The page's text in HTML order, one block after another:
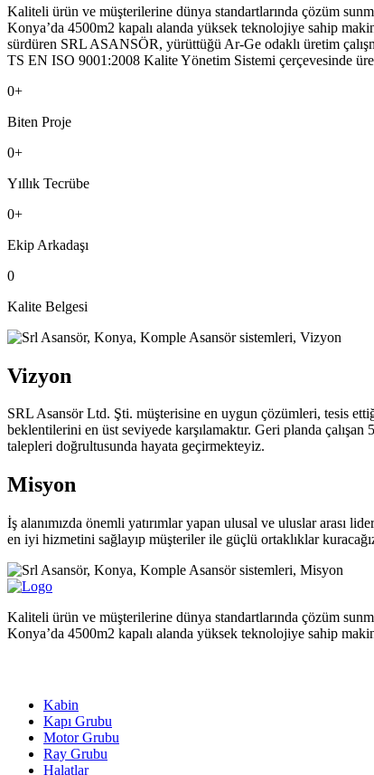
Kaliteli ürün ve müşterilerine dünya standartlarında çözüm
Konya’da 4500m2 kapalı alanda yüksek teknolojiye sahip
sürdüren SRL ASANSÖR, yürüttüğü Ar-Ge odaklı üretim
TS EN ISO 9001:2008 Kalite Yönetim Sistemi çerçevesinde
0+
Biten Proje
0+
Yıllık Tecrübe
0+
Ekip Arkadaşı
0
Kalite Belgesi
Vizyon
SRL Asansör Ltd. Şti. müşterisine en uygun çözümleri, tesis
beklentilerini en üst seviyede karşılamaktır. Geri planda
talepleri doğrultusunda hayata geçirmekteyiz.
Misyon
İş alanımızda önemli yatırımlar yapan ulusal ve uluslar arası
en iyi hizmetini sağlayıp müşteriler ile güçlü ortaklıklar
Kaliteli ürün ve müşterilerine dünya standartlarında çözüm
Konya’da 4500m2 kapalı alanda yüksek teknolojiye sahip
Kabin
Kapı Grubu
Motor Grubu
Ray Grubu
Halatlar